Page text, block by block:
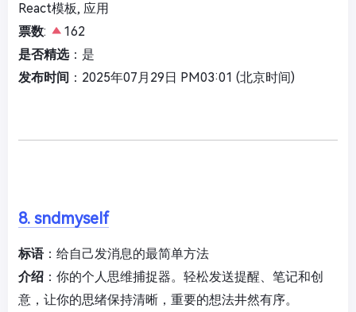
React模板, 应用
票数:
162
是否精选：是
发布时间 ：2025年07月29日 PM03:01 (北京时间)
8. sndmyself
标语：给自己发消息的最简单方法
介绍 ：你的个人思维捕捉器。轻松发送提醒、笔记和创
意，让你的思绪保持清晰，重要的想法井然有序。